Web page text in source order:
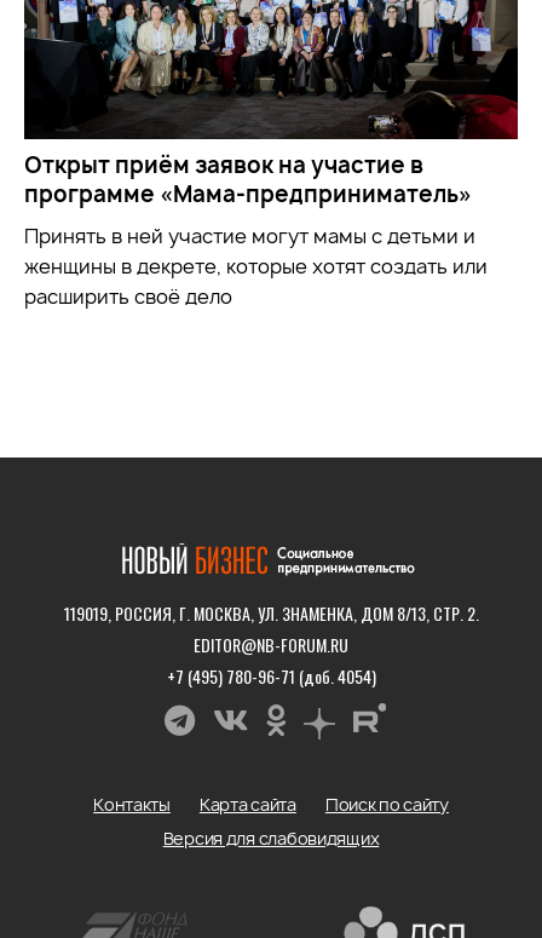
Открыт приём заявок на участие в
программе «Мама-предприниматель»
Принять в ней участие могут мамы с детьми и
женщины в декрете, которые хотят создать или
расширить своё дело
119019, РОССИЯ, Г. МОСКВА, УЛ. ЗНАМЕНКА, ДОМ 8/13, СТР. 2.
EDITOR@NB-FORUM.RU
+7 (495) 780-96-71 (доб. 4054)
Контакты Карта сайта
Поиск по сайту
Версия для слабовидящих